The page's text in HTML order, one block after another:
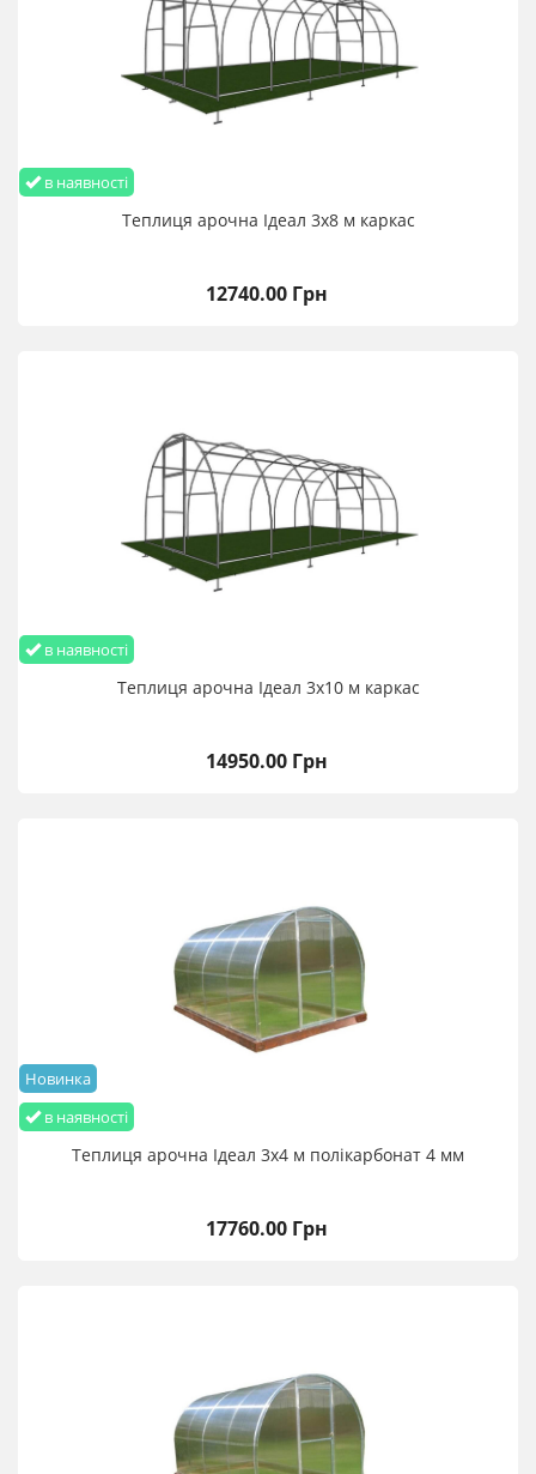
в наявності
Теплиця арочна Ідеал 3х8 м каркас
12740.00 Грн
в наявності
Теплиця арочна Ідеал 3х10 м каркас
14950.00 Грн
в наявності
Новинка
Теплиця арочна Ідеал 3х4 м полікарбонат 4 мм
17760.00 Грн